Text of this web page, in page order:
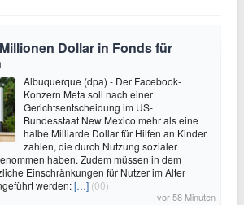
Dollar in Fonds für
Albuquerque (dpa) - Der Facebook-
Konzern Meta soll nach einer
Gerichtsentscheidung im US-
Bundesstaat New Mexico mehr als eine
halbe Milliarde Dollar für Hilfen an Kinder
zahlen, die durch Nutzung sozialer
haben. Zudem müssen in dem
Einschränkungen für Nutzer im Alter
werden:[…] (00)
vor 58 Minuten